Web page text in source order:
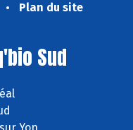
Plan du site
Sud